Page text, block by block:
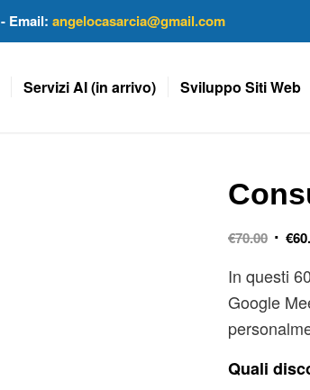
- Email: angelocasarcia@gmail.com
Servizi AI (in arrivo) Sviluppo Siti Web
€70.00 Il
era:
€70.00.
€
In questi
Google
Quali